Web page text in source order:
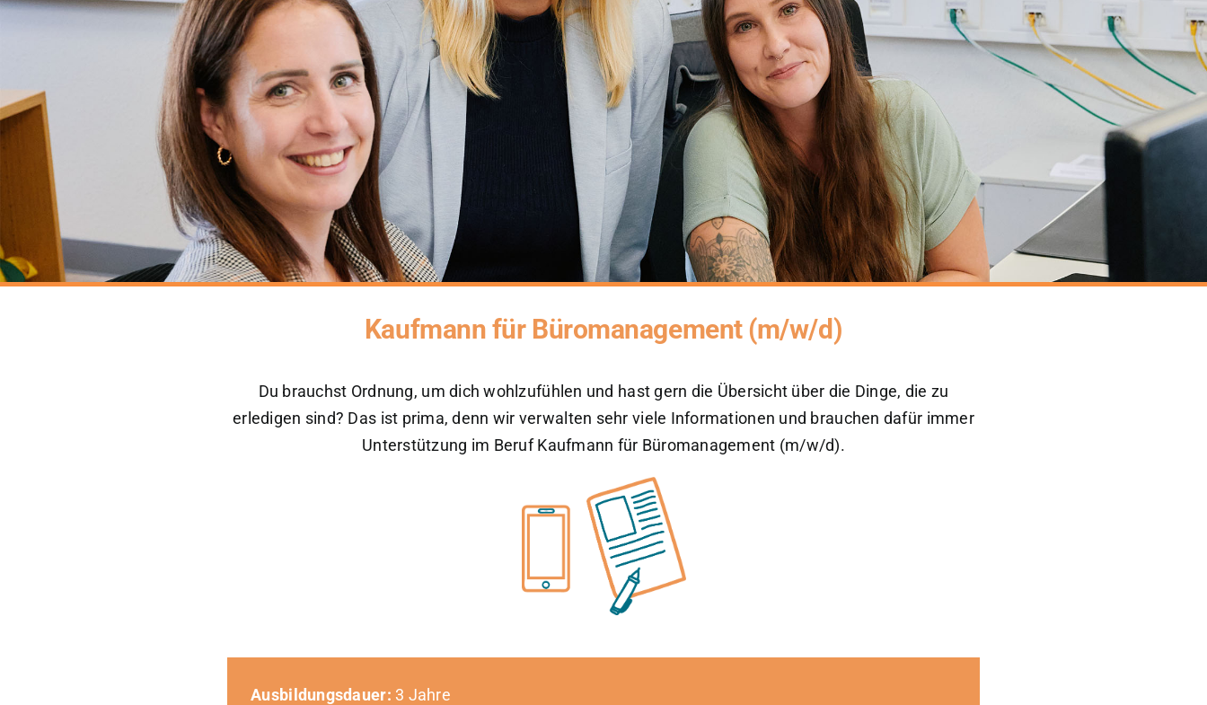
Kaufmann für Büromanagement (m/w/d)
Du brauchst Ordnung, um dich wohlzufühlen und hast gern die Übersicht über die Dinge, die zu
erledigen sind? Das ist prima, denn wir verwalten sehr viele Informationen und brauchen dafür immer
Unterstützung im Beruf Kaufmann für Büromanagement (m/w/d).
Ausbildungsdauer: 3 Jahre